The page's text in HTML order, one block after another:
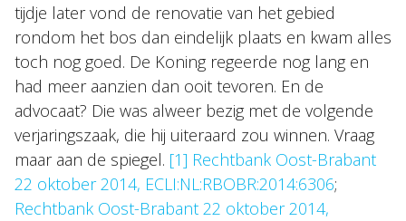
tijdje later vond de renovatie van het gebied
rondom het bos dan eindelijk plaats en kwam alles
toch nog goed. De Koning regeerde nog lang en
had meer aanzien dan ooit tevoren. En de
advocaat? Die was alweer bezig met de volgende
verjaringszaak, die hij uiteraard zou winnen. Vraag
maar aan de spiegel. [1] Rechtbank Oost-Brabant
22 oktober 2014, ECLI:NL:RBOBR:2014:6306;
Rechtbank Oost-Brabant 22 oktober 2014,